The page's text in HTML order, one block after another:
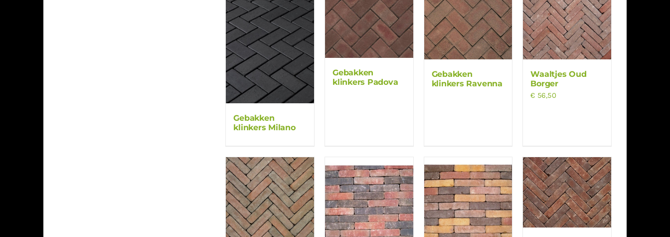
Gebakken
klinkers Milano
Gebakken
klinkers Padova
Gebakken
klinkers Ravenna
Waaltjes Oud
Borger
€ 56,50